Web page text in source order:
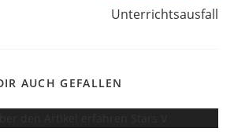
Unterrichtsausfall
AUCH GEFALLEN